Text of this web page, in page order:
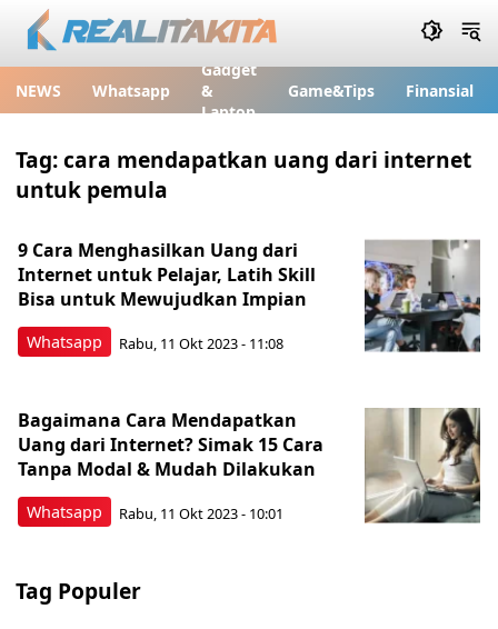
NEWS Whatsapp
Gadget
&
Laptop
Game&Tips Finansial
Tag:cara mendapatkan uang dari internet
untuk pemula
Whatsapp
9 Cara Menghasilkan Uang dari
Internet untuk Pelajar, Latih Skill
Bisa untuk Mewujudkan Impian
Rabu, 11 Okt 2023 - 11:08
Whatsapp
Bagaimana Cara Mendapatkan
Uang dari Internet? Simak 15 Cara
Tanpa Modal & Mudah Dilakukan
Rabu, 11 Okt 2023 - 10:01
Tag Populer